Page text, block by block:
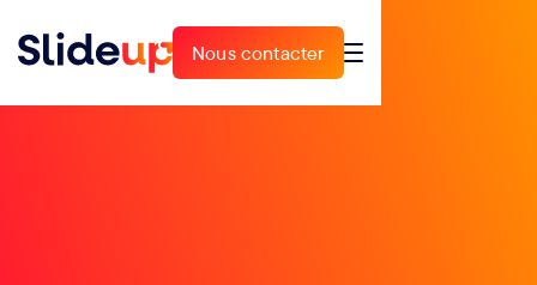
Nous contacter
Nous contacter